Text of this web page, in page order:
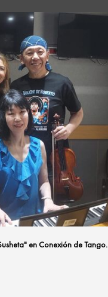
en Conexión de Tango.